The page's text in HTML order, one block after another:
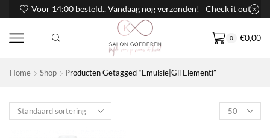
Voor 14:00 besteld.. Vandaag nog verzonden! Check it out
0 €0,00
Home Shop Producten Getagged “Emulsie|Gli Elementi”
Products
per